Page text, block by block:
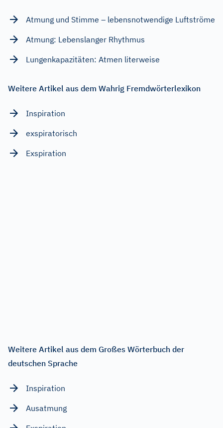
Atmung und Stimme – lebensnotwendige Luftströme
Atmung: Lebenslanger Rhythmus
Lungenkapazitäten: Atmen literweise
Weitere Artikel aus dem Wahrig Fremdwörterlexikon
Inspiration
exspiratorisch
Exspiration
Weitere Artikel aus dem Großes Wörterbuch der
deutschen Sprache
Inspiration
Ausatmung